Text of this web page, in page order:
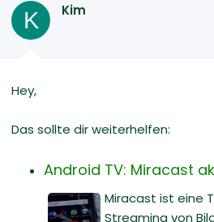
K Kim
Hey,
Das sollte dir weiterhelfen:
Android TV: Miracast
Miracast ist eine
Streaming von